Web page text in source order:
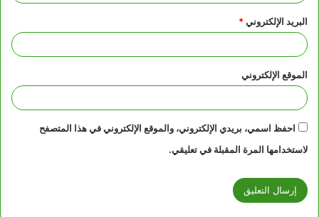
البريد الإلكتروني*
الموقع الإلكتروني
احفظ اسمي، بريدي الإلكتروني، والموقع الإلكتروني في هذا المتصفح
لاستخدامها المرة المقبلة في تعليقي.